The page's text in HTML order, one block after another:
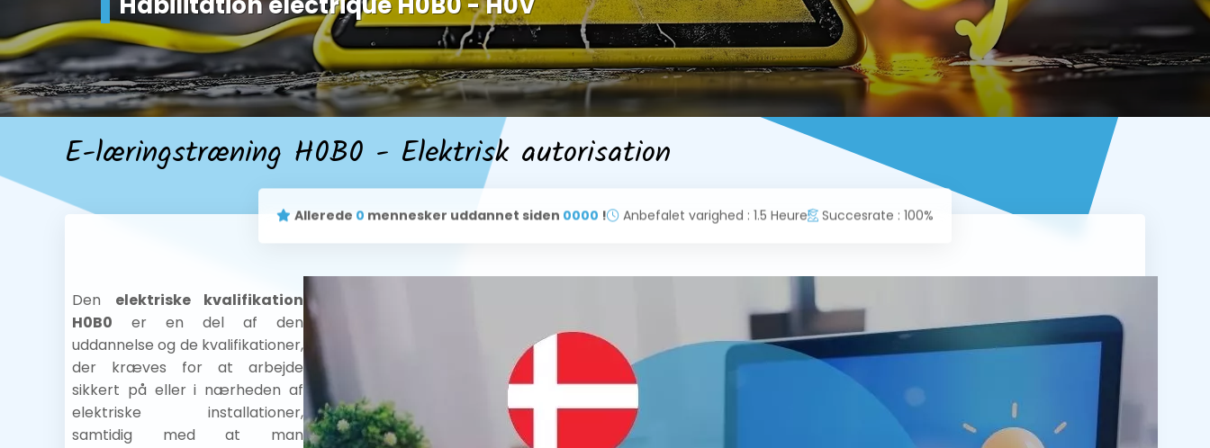
E-læringstræning H0B0 - Elektrisk autorisation
Allerede 0 mennesker uddannet siden 0000 ! Anbefalet varighed : 1.5 Heure Succesrate : 100%
Den elektriske kvalifikation
H0B0 er en del af den
uddannelse og de kvalifikationer,
der kræves for at arbejde
sikkert på eller i nærheden af
elektriske installationer,
samtidig med at man